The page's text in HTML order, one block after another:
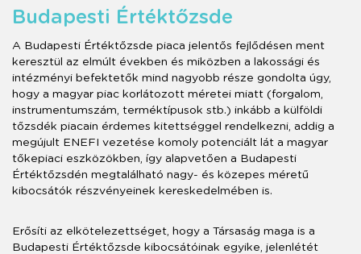
Budapesti Értéktőzsde
A Budapesti Értéktőzsde piaca jelentős fejlődésen ment
keresztül az elmúlt években és miközben a lakossági és
intézményi befektetők mind nagyobb része gondolta úgy,
hogy a magyar piac korlátozott méretei miatt (forgalom,
instrumentumszám, terméktípusok stb.) inkább a külföldi
tőzsdék piacain érdemes kitettséggel rendelkezni, addig a
megújult ENEFI vezetése komoly potenciált lát a magyar
tőkepiaci eszközökben, így alapvetően a Budapesti
Értéktőzsdén megtalálható nagy- és közepes méretű
kibocsátók részvényeinek kereskedelmében is.
Erősíti az elkötelezettséget, hogy a Társaság maga is a
Budapesti Értéktőzsde kibocsátóinak egyike, jelenlétét